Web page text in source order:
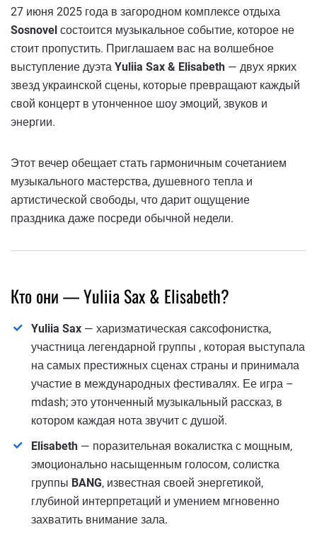
27 июня 2025 года в загородном комплексе отдыха
Sosnovel состоится музыкальное событие, которое не
стоит пропустить. Приглашаем вас на волшебное
выступление дуэта Yuliia Sax & Elisabeth — двух ярких
звезд украинской сцены, которые превращают каждый
свой концерт в утонченное шоу эмоций, звуков и
энергии.
Этот вечер обещает стать гармоничным сочетанием
музыкального мастерства, душевного тепла и
артистической свободы, что дарит ощущение
праздника даже посреди обычной недели.
Кто они — Yuliia Sax & Elisabeth?
Yuliia Sax — харизматическая саксофонистка,
участница легендарной группы , которая выступала
на самых престижных сценах страны и принимала
участие в международных фестивалях. Ее игра –
mdash; это утонченный музыкальный рассказ, в
котором каждая нота звучит с душой.
Elisabeth — поразительная вокалистка с мощным,
эмоционально насыщенным голосом, солистка
группы BANG, известная своей энергетикой,
глубиной интерпретаций и умением мгновенно
захватить внимание зала.